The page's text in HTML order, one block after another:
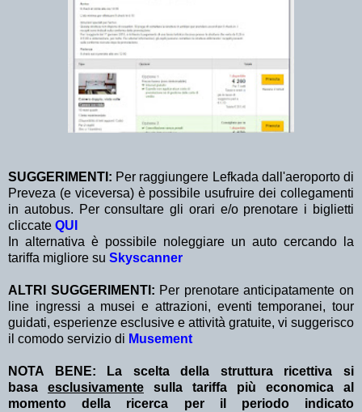
SUGGERIMENTI: Per raggiungere Lefkada dall'aeroporto di
Preveza (e viceversa) è possibile usufruire dei collegamenti
in autobus. Per consultare gli orari e/o prenotare i biglietti
cliccate QUI
In alternativa è possibile noleggiare un auto cercando la
tariffa migliore su Skyscanner
ALTRI SUGGERIMENTI: Per prenotare anticipatamente on
line ingressi a musei e attrazioni, eventi temporanei, tour
guidati, esperienze esclusive e attività gratuite, vi suggerisco
il comodo servizio di Musement
NOTA BENE: La scelta della struttura ricettiva si
basa esclusivamente sulla tariffa più economica al
momento della ricerca per il periodo indicato